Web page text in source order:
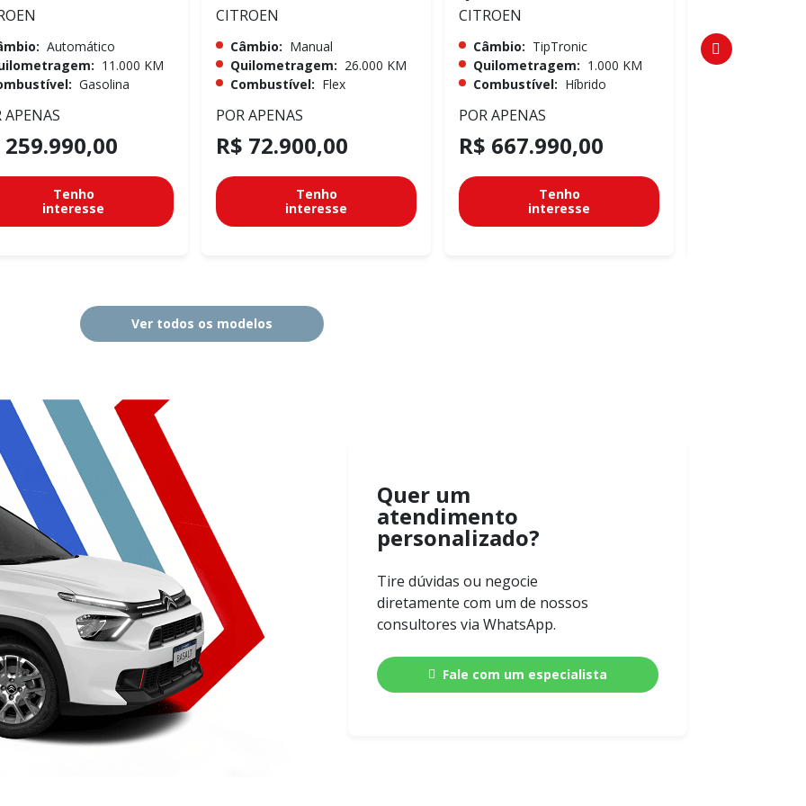
Automático
11.000 KM
Gasolina
APENAS
259.990,00
Tenho
interesse
CITROEN
Câmbio: Manual
Quilometragem: 26.000 KM
Combustível: Flex
POR APENAS
R$ 72.900,00
Tenho
interesse
CITROEN
Câmbio: TipTronic
Quilometragem: 1.000 KM
Combustível: Híbrido
POR APENAS
R$ 667.990,00
Tenho
interesse
Câmbio:
Ver todos os modelos
Quer um
atendimento
personalizado?
Tire dúvidas ou negocie
diretamente com um de nossos
consultores via WhatsApp.
Fale com um especialista